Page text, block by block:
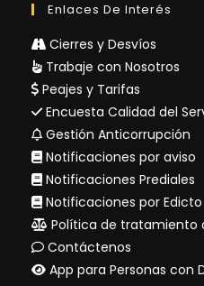
Enlaces De Interés
Cierres y Desvíos
Trabaje con Nosotros
Peajes y Tarifas
Encuesta Calidad del
Gestión Anticorrupción
Notificaciones por aviso
Notificaciones Prediales
Notificaciones por Edicto
Política de tratamiento
Contáctenos
App para Personas con